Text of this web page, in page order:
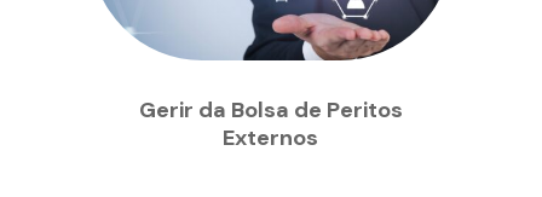
Gerir da Bolsa de Peritos
Externos